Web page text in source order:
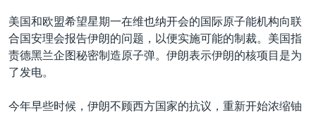
航
转
到
中东
欧洲
非洲
人权·法律·宗教
科教·文娱·体健
军事
热点专题
白宫要闻
国会报道
VOA视频
VOA今日焦点
美国和欧盟希望星期一在维也纳开会的国际原子能机构向联
合国安理会报告伊朗的问题，以便实施可能的制裁。美国指
责德黑兰企图秘密制造原子弹。伊朗表示伊朗的核项目是为
了发电。
今年早些时候，伊朗不顾西方国家的抗议，重新开始浓缩铀